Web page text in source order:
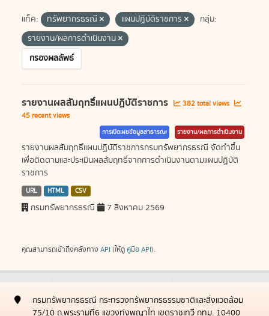
แท็ค: ทรัพยากรธรณี แผนปฏิบัติราชการ
กลุ่ม:
รายงาน/ผลการดำเนินงาน
กรองผลลัพธ์
รายงานผลสัมฤทธิ์แผนปฏิบัติราชการ
382 total views
45 recent views
การเปิดเผยข้อมูลสาธารณะ รายงาน/ผลการดำเนินงาน
รายงานผลสัมฤทธิ์แผนปฏิบัติราชการกรมทรัพยากรธรณี จัดทำขึ้น
เพื่อติดตามและประเมินผลสัมฤทธิ์จากการดำเนินงานตามแผนปฏิบัติ
ราชการ
URL HTML CSV
กรมทรัพยากรธรณี 7 สิงหาคม 2569
คุณสามารถเข้าถึงคลังทาง API (ให้ดู คู่มือ API).
กรมทรัพยากรธรณี กระทรวงทรัพยากรธรรมชาติและสิ่งแวดล้อม
75/10 ถ.พระรามที่6 แขวงทุ่งพญาไท เขตราชเทวี กทม. 10400